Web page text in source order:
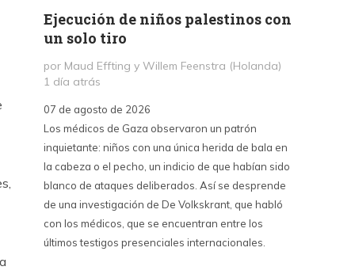
Ejecución de niños palestinos con
un solo tiro
por Maud Effting y Willem Feenstra (Holanda)
1 día atrás
07 de agosto de 2026
Los médicos de Gaza observaron un patrón
inquietante: niños con una única herida de bala en
la cabeza o el pecho, un indicio de que habían sido
blanco de ataques deliberados. Así se desprende
de una investigación de De Volkskrant, que habló
con los médicos, que se encuentran entre los
últimos testigos presenciales internacionales.